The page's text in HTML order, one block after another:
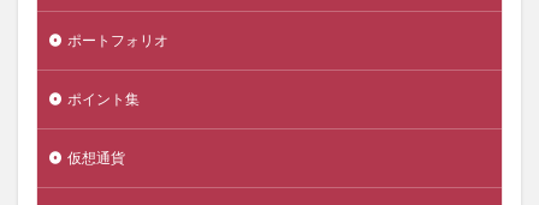
ポートフォリオ
ポイント集
仮想通貨